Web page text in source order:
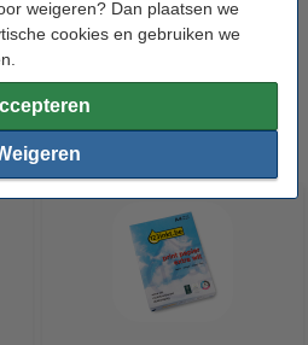
weigeren? Dan plaatsen we
cookies en gebruiken we
kunt u met vragen ook bij
producten